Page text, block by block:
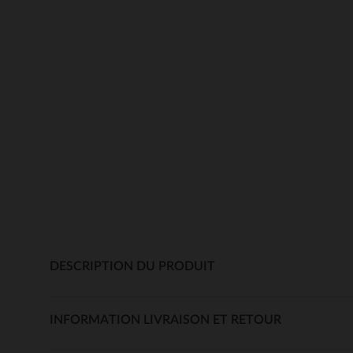
DESCRIPTION DU PRODUIT
INFORMATION LIVRAISON ET RETOUR